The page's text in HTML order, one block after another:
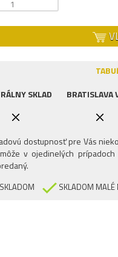
SKLAD
BRATISLAVA
dostupnosť pre Vás
v ojedinelých
SKLADOM SKLADOM